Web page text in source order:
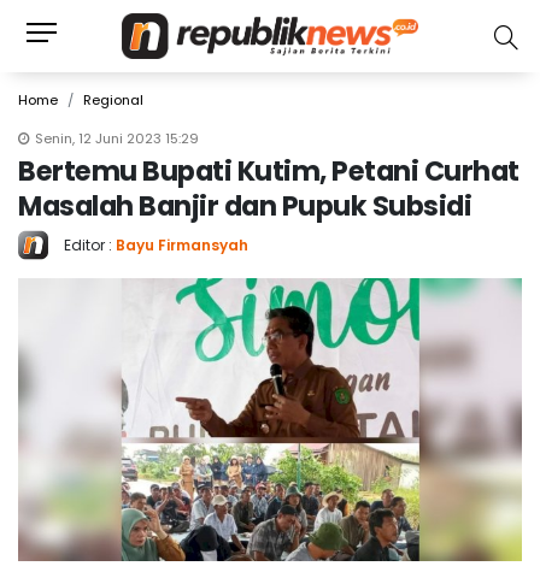
Home
Regional
Senin, 12 Juni 2023 15:29
Bertemu Bupati Kutim, Petani Curhat
Masalah Banjir dan Pupuk Subsidi
Editor : Bayu Firmansyah